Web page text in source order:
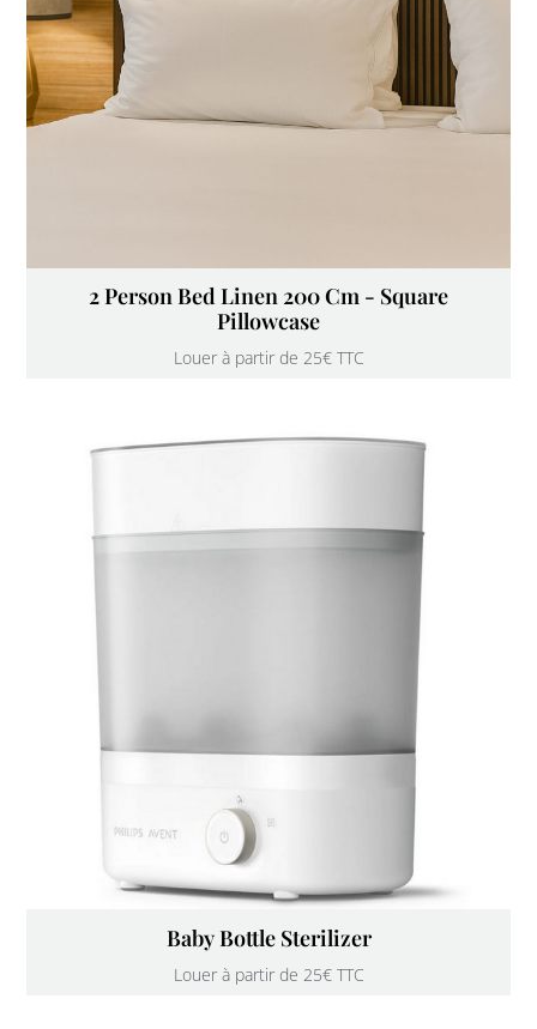
2 Person Bed Linen 200 Cm - Square
Pillowcase
Louer à partir de 25€ TTC
Baby Bottle Sterilizer
Louer à partir de 25€ TTC